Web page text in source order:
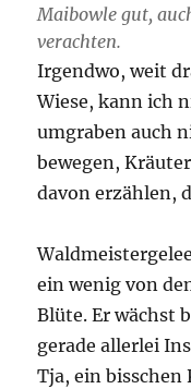
Maibowle gut,
verachten.
Irgendwo, weit
Wiese, kann ich
umgraben auch
bewegen,
davon erzählen,
ein wenig von
Blüte. Er wächst
gerade allerlei
Tja, ein bisschen